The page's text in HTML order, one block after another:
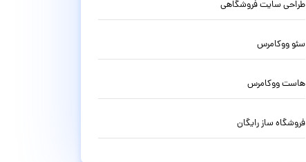
طراحی سایت فروشگاهی
سئو ووکامرس
هاست ووکامرس
فروشگاه ساز رایگان